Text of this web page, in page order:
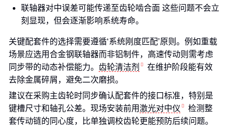
联轴器对中误差可能传递至齿轮啮合面 这些问题不会立
刻显现，但会逐渐影响系统寿命。
关键配套件的选择需要遵循‘系统刚度匹配’原则。例如重载
场景应选用合金钢联轴器而非铝制件，高速传动则需考虑
同步带的动态补偿能力。 齿轮清洁剂
在维护阶段能有效
去除金属碎屑，避免二次磨损。
建议在采购主齿轮时同步确认配套件的接口标准，特别是
键槽尺寸和轴孔公差。现场安装前用激光对中仪
检测整
套传动链的同心度，比单独调校齿轮更能预防后续问题。